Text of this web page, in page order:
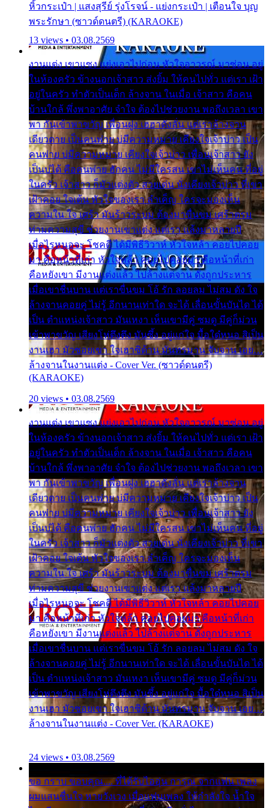
หิ้วกระเป๋า | แสงสุรีย์ รุ่งโรจน์ - แย่งกระเป๋า | เตือนใจ บุญ
พระรักษา (ซาวด์ดนตรี) (KARAOKE)
13 views • 03.08.2569
งานแต่ง เขาแซง แย่งเอาไปก่อน หัวใจอาวรณ์ มาซ่อน อยู่
ในห้องครัว ข้างนอกเจ้าสาว ส่งยิ้ม ให้คนไปทั่ว แต่เรา เฝ้า
อยู่ในครัว ทำตัวเป็นเด็ก ล้างจาน ในเมื่อ เจ้าสาว คือคน
บ้านใกล้ พึ่งพาอาศัย จำใจ ต้องไปช่วยงาน พอถึงเวลา เขา
พา กันเข้าพาขวัญ เพื่อนฝูง เฮฮาดังลั่น แต่เราล้างจาน
เดียวดาย เป็นคนพ่าย บ่มีความหมาย เคียงใจเจ้าบ่าว เป็น
คนพ่าย บ่มีความหมาย เคียงใจเจ้าบ่าว เพื่อนเจ้าสาว ยัง
เป็นบ่ได้ คือคนพ่าย ฮักคน ไม่มีใครสน เขาไม่เห็นคน ที่อยู่
ในครัว เจ้าสาว ก็มัวแต่งตัว สวยเด่น นั่งเคียงเจ้าบ่าว ที่เขา
เฝ้าคอย ใจเต้น หัวใจของเรา ลำเค็ญ ใครจะมองเห็น
ความใน ใจ เศร้า มันร้าวระบม ต้องมาขื่นขม เศร้าตรม
ท่ามความสุขี ช่วยงานเขาแต่ง แต่เรา แล้งมาหลายปี
เมื่อไรหนอจะ โชคดี ได้มีพิธีวิวาห์ หัวใจหล้า คอยไปคอย
มา คือหน้าที่เก่า หัวใจหล้า คอยไปคอยมา คือหน้าที่เก่า
คือหยังเขา มีงานแต่งแล้ว ไปล้างแต่จาน ดั่งถูกประหาร
เมื่อเขาชื่นบาน แต่เราขื่นขม โอ้ รัก ลอยลม ไม่สม ดัง ใจ
ล้างจานคอยคู่ ไม่รู้ อีกนานเท่าใด จะได้ เลื่อนขั้นบันได ได้
เป็น ตำแหน่งเจ้าสาว มันเหงา เห็นเขามีคู่ ซมดู มีคู่ก็ม่วน
เข้าพาขวัญ เสียงโห่ตึงตึง มันซึ้ง อยู่แก่ใจ มื้อใด๋หนอ สิเป็น
งานเฮา มัวซอยเขา ใจเฮาซิด้าน มันทรมาน จับจาน เอย…
ล้างจานในงานแต่ง - Cover Ver. (ซาวด์ดนตรี)
(KARAOKE)
20 views • 03.08.2569
งานแต่ง เขาแซง แย่งเอาไปก่อน หัวใจอาวรณ์ มาซ่อน อยู่
ในห้องครัว ข้างนอกเจ้าสาว ส่งยิ้ม ให้คนไปทั่ว แต่เรา เฝ้า
อยู่ในครัว ทำตัวเป็นเด็ก ล้างจาน ในเมื่อ เจ้าสาว คือคน
บ้านใกล้ พึ่งพาอาศัย จำใจ ต้องไปช่วยงาน พอถึงเวลา เขา
พา กันเข้าพาขวัญ เพื่อนฝูง เฮฮาดังลั่น แต่เราล้างจาน
เดียวดาย เป็นคนพ่าย บ่มีความหมาย เคียงใจเจ้าบ่าว เป็น
คนพ่าย บ่มีความหมาย เคียงใจเจ้าบ่าว เพื่อนเจ้าสาว ยัง
เป็นบ่ได้ คือคนพ่าย ฮักคน ไม่มีใครสน เขาไม่เห็นคน ที่อยู่
ในครัว เจ้าสาว ก็มัวแต่งตัว สวยเด่น นั่งเคียงเจ้าบ่าว ที่เขา
เฝ้าคอย ใจเต้น หัวใจของเรา ลำเค็ญ ใครจะมองเห็น
ความใน ใจ เศร้า มันร้าวระบม ต้องมาขื่นขม เศร้าตรม
ท่ามความสุขี ช่วยงานเขาแต่ง แต่เรา แล้งมาหลายปี
เมื่อไรหนอจะ โชคดี ได้มีพิธีวิวาห์ หัวใจหล้า คอยไปคอย
มา คือหน้าที่เก่า หัวใจหล้า คอยไปคอยมา คือหน้าที่เก่า
คือหยังเขา มีงานแต่งแล้ว ไปล้างแต่จาน ดั่งถูกประหาร
เมื่อเขาชื่นบาน แต่เราขื่นขม โอ้ รัก ลอยลม ไม่สม ดัง ใจ
ล้างจานคอยคู่ ไม่รู้ อีกนานเท่าใด จะได้ เลื่อนขั้นบันได ได้
เป็น ตำแหน่งเจ้าสาว มันเหงา เห็นเขามีคู่ ซมดู มีคู่ก็ม่วน
เข้าพาขวัญ เสียงโห่ตึงตึง มันซึ้ง อยู่แก่ใจ มื้อใด๋หนอ สิเป็น
งานเฮา มัวซอยเขา ใจเฮาซิด้าน มันทรมาน จับจาน เอย…
ล้างจานในงานแต่ง - Cover Ver. (KARAOKE)
24 views • 03.08.2569
ขอ กราบ ขอบคุณ.... ที่ได้รับไออุ่น การุณ จากแฟน เพลง
ผมแสนชื่นใจ หายวังเวง เมื่อแฟนเพลง ให้กำลังใจ น้ำใจ